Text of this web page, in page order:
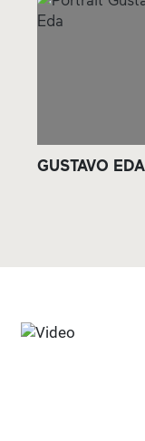
GUSTAVO EDA